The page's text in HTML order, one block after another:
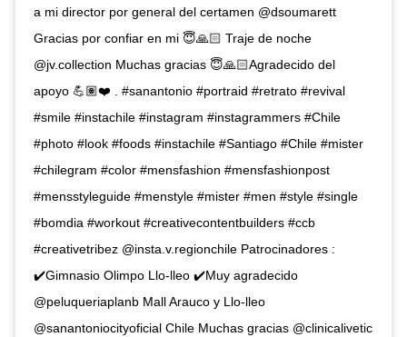
a mi director por general del certamen @dsoumarett
Gracias por confiar en mi 😇🙏🏻 Traje de noche
@jv.collection Muchas gracias 😇🙏🏻Agradecido del
apoyo 💪🏽❤️ . #sanantonio #portraid #retrato #revival
#smile #instachile #instagram #instagrammers #Chile
#photo #look #foods #instachile #Santiago #Chile #mister
#chilegram #color #mensfashion #mensfashionpost
#mensstyleguide #menstyle #mister #men #style #single
#bomdia #workout #creativecontentbuilders #ccb
#creativetribez @insta.v.regionchile Patrocinadores :
✔️Gimnasio Olimpo Llo-lleo ✔️Muy agradecido
@peluqueriaplanb Mall Arauco y Llo-lleo
@sanantoniocityoficial Chile Muchas gracias @clinicalivetic